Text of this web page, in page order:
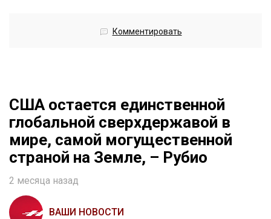
Комментировать
США остается единственной
глобальной сверхдержавой в
мире, самой могущественной
страной на Земле, – Рубио
2 месяца назад
ВАШИ НОВОСТИ